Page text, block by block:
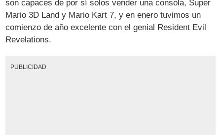
son capaces de por sí solos vender una consola, Super
Mario 3D Land y Mario Kart 7, y en enero tuvimos un
comienzo de año excelente con el genial Resident Evil
Revelations.
PUBLICIDAD